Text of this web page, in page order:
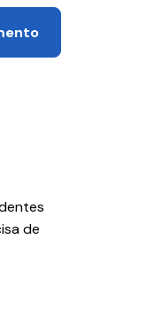
de